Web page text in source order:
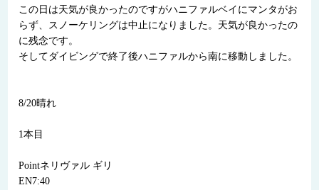
この日は天気が良かったのですがハニファルベイにマンタがお
らず、スノーケリングは中止になりました。天気が良かったの
に残念です。
そしてダイビングで終了後ハニファルから南に移動しました。
8/20晴れ
1本目
Pointネリヴァル ギリ
EN7:40